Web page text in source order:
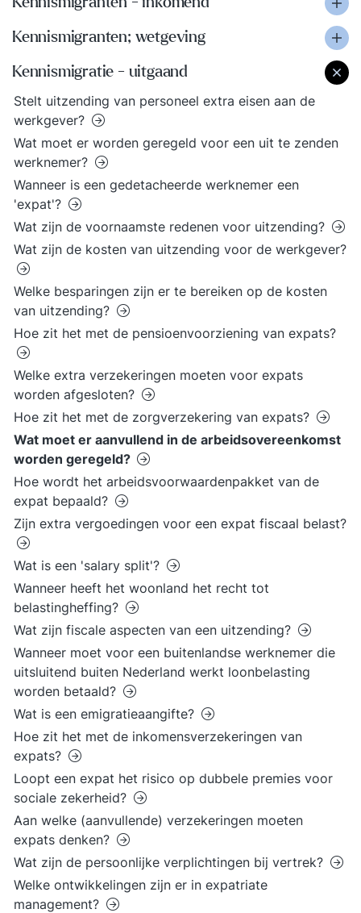
Kennismigranten; wetgeving
Kennismigratie - uitgaand
Stelt uitzending van personeel extra eisen aan de
werkgever?
Wat moet er worden geregeld voor een uit te zenden
werknemer?
Wanneer is een gedetacheerde werknemer een
'expat'?
Wat zijn de voornaamste redenen voor uitzending?
Wat zijn de kosten van uitzending voor de werkgever?
Welke besparingen zijn er te bereiken op de kosten
van uitzending?
Hoe zit het met de pensioenvoorziening van expats?
Welke extra verzekeringen moeten voor expats
worden afgesloten?
Hoe zit het met de zorgverzekering van expats?
Wat moet er aanvullend in de arbeidsovereenkomst
worden geregeld?
Hoe wordt het arbeidsvoorwaardenpakket van de
expat bepaald?
Zijn extra vergoedingen voor een expat fiscaal belast?
Wat is een 'salary split'?
Wanneer heeft het woonland het recht tot
belastingheffing?
Wat zijn fiscale aspecten van een uitzending?
Wanneer moet voor een buitenlandse werknemer die
uitsluitend buiten Nederland werkt loonbelasting
worden betaald?
Wat is een emigratieaangifte?
Hoe zit het met de inkomensverzekeringen van
expats?
Loopt een expat het risico op dubbele premies voor
sociale zekerheid?
Aan welke (aanvullende) verzekeringen moeten
expats denken?
Wat zijn de persoonlijke verplichtingen bij vertrek?
Welke ontwikkelingen zijn er in expatriate
management?